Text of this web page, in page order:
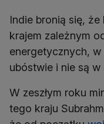
Indie bronią się,
krajem zależnym
energetycznych,
ubóstwie i nie są w
W zeszłym roku
tego kraju